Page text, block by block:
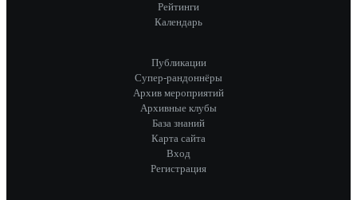
Рейтинги
Календарь
Публикации
Супер-рандоннёры
Архив мероприятий
Архивные клубы
База знаний
Карта сайта
Вход
Регистрация